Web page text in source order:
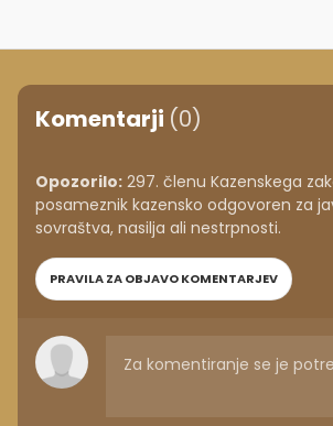
Komentarji (0)
Opozorilo: 297. členu Kazenskega
posameznik kazensko odgovoren za
sovraštva, nasilja ali nestrpnosti.
PRAVILA ZA OBJAVO KOMENTARJEV